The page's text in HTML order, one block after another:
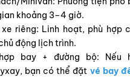
khoảng 3–4 giờ.
xe riêng: Linh hoạt, phù hợp
động lịch trình.
bay + đường bộ: Nếu
bạn có thể đặt vé bay